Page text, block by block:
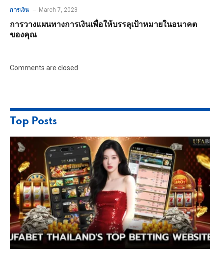
การเงิน March 7, 2023
การวางแผนทางการเงินเพื่อให้บรรลุเป้าหมายในอนาคต
ของคุณ
Comments are closed.
Top Posts